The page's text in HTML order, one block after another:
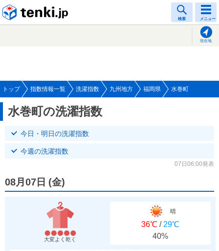
検索 メニュー
現在地
トップ 指数情報一覧 洗濯指数 九州地方 福岡県 水巻町
水巻町の洗濯指数
今日・明日の洗濯指数
今週の洗濯指数
07日06:00発表
08月07日 (金)
大変よく乾く
晴
36℃ / 29℃
40%